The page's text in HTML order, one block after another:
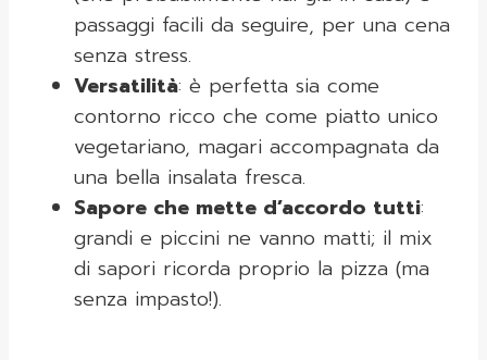
passaggi facili da seguire, per una cena
senza stress.
Versatilità: è perfetta sia come
contorno ricco che come piatto unico
vegetariano, magari accompagnata da
una bella insalata fresca.
Sapore che mette d’accordo tutti:
grandi e piccini ne vanno matti; il mix
di sapori ricorda proprio la pizza (ma
senza impasto!).